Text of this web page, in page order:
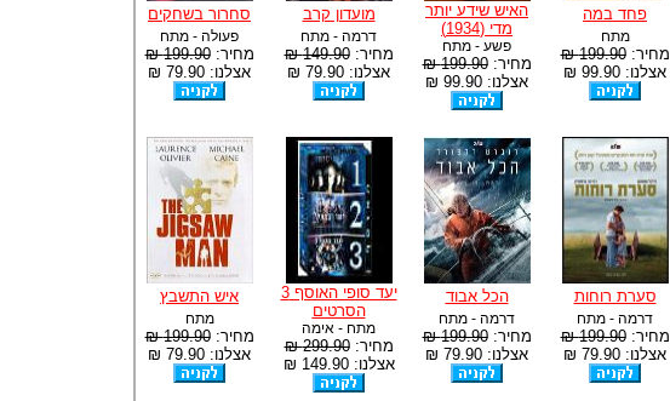
פחד במה
מתח
מחיר:199.90 ₪
אצלנו: 99.90 ₪
האיש שידע יותר
מדי (1934)
פשע - מתח
מחיר:199.90 ₪
אצלנו: 99.90 ₪
מועדון קרב
דרמה - מתח
מחיר:149.90 ₪
אצלנו: 79.90 ₪
סחרור בשחקים
פעולה - מתח
מחיר:199.90 ₪
אצלנו: 79.90 ₪
סערת רוחות
דרמה - מתח
מחיר:199.90 ₪
אצלנו: 79.90 ₪
הכל אבוד
דרמה - מתח
מחיר:199.90 ₪
אצלנו: 79.90 ₪
יעד סופי האוסף 3
הסרטים
מתח - אימה
מחיר:299.90 ₪
אצלנו: 149.90 ₪
איש התשבץ
מתח
מחיר:199.90 ₪
אצלנו: 79.90 ₪